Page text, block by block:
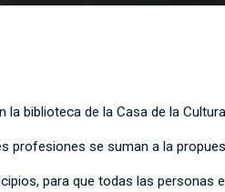
biblioteca de la Casa de la
profesiones se suman a la
para que todas las personas